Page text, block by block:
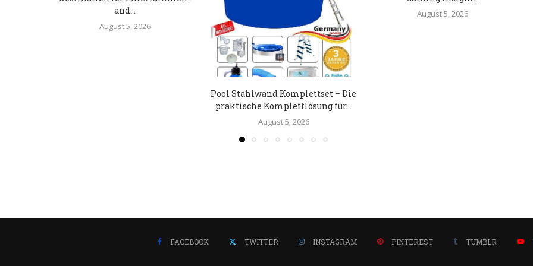
and...
August 5, 2026
Pool Stahlwand Komplettset – Die
praktische Komplettlösung für...
August 5, 2026
August 5, 2026
FACEBOOK TWITTER INSTAGRAM PINTEREST TUMBLR